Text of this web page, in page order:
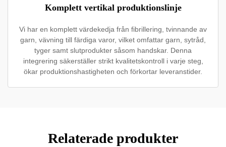
Komplett vertikal produktionslinje
Vi har en komplett värdekedja från fibrillering, tvinnande av
garn, vävning till färdiga varor, vilket omfattar garn, sytråd,
tyger samt slutprodukter såsom handskar. Denna
integrering säkerställer strikt kvalitetskontroll i varje steg,
ökar produktionshastigheten och förkortar leveranstider.
Relaterade produkter